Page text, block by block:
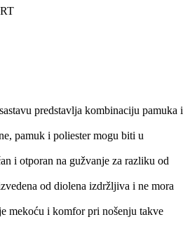
predstavlja kombinaciju pamuka i
pamuk i poliester mogu biti u
i otporan na gužvanje za razliku od
od diolena izdržljiva i ne mora
mekoću i komfor pri nošenju takve